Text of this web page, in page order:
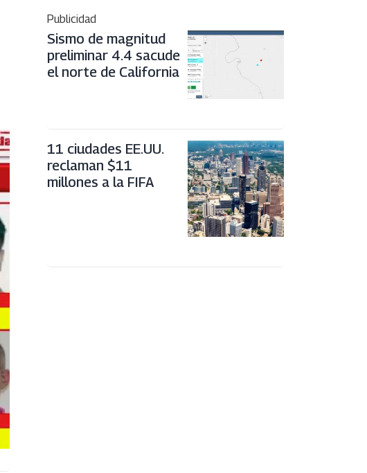
Publicidad
Sismo de magnitud
preliminar 4.4 sacude
el norte de California
11 ciudades EE.UU.
reclaman $11
millones a la FIFA